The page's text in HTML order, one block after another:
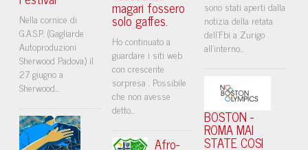
Nella cornice di
G.A.S.P. (Gagliarde
Autoproduzioni
Sherwood Padova) il
27 giugno a
Sherwood...
magari fossero
solo gaffes.
Ho continuato a
guardare i siti web
con crescente
sorpresa . Possibile
che non avesse
detto...
Afro-
sono stati aperti dalla
notizia della retata
dell'Fbi a Zurigo
all'interno...
BOSTON -
ROMA MAI
STATE COSI